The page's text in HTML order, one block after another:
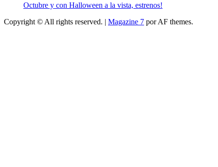
Octubre y con Halloween a la vista, estrenos!
Copyright © All rights reserved. | Magazine 7 por AF themes.